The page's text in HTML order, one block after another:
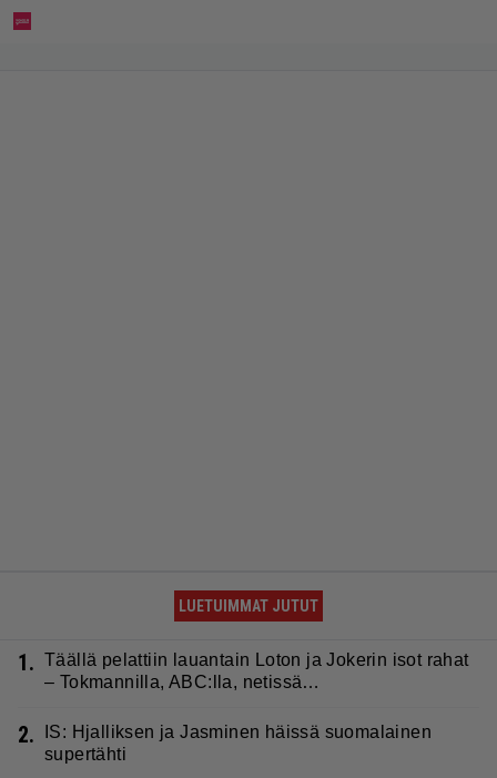
LUETUIMMAT JUTUT
1. Täällä pelattiin lauantain Loton ja Jokerin isot rahat
– Tokmannilla, ABC:lla, netissä…
2.
IS: Hjalliksen ja Jasminen häissä suomalainen
supertähti